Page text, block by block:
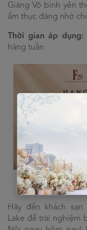
Giảng Võ bình yên
ẩm thực đáng nhớ
Thời gian áp dụng:
hàng tuần
Hanoi
Hãy đến khách
Lake để trải nghiệm